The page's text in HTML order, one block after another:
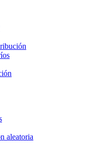
aleatoria